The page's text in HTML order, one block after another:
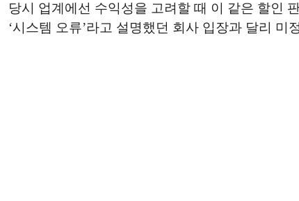
당시 업계에선 수익성을 고려할 때 이 같은 할인
‘시스템 오류’라고 설명했던 회사 입장과 달리